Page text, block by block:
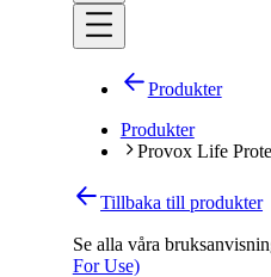
Produkter
Produkter
Provox Life
Tillbaka till produkter
Se alla våra
For Use)